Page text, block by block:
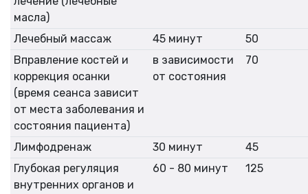
масла)
Лечебный массаж 45 минут
50
Вправление костей и
коррекция осанки
(время сеанса зависит
от места заболевания и
состояния пациента)
в зависимости
от состояния
70
Лимфодренаж 30 минут
45
Глубокая регуляция
внутренних органов и
60 - 80 минут 125